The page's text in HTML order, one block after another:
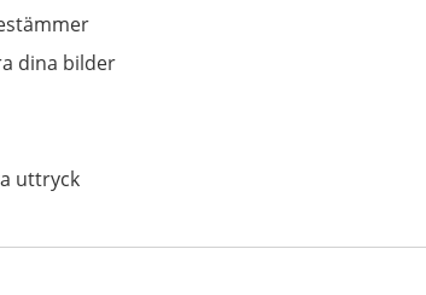
dina bilder
uttryck